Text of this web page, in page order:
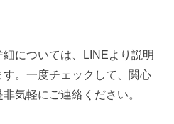
については、LINEより説明
。一度チェックして、関心
気軽にご連絡ください。